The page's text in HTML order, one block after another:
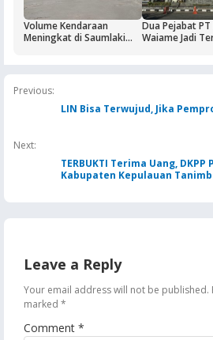
Volume Kendaraan
Meningkat di Saumlaki
Jaga Keandalan Suplai
BBM
Dua Pejabat
Waiame Jadi
Previous:
LIN Bisa Terwujud, Jika
Next:
TERBUKTI Terima Uang,
Kabupaten Kepulauan
Leave a Reply
Your email address will not be published.
marked *
Comment *